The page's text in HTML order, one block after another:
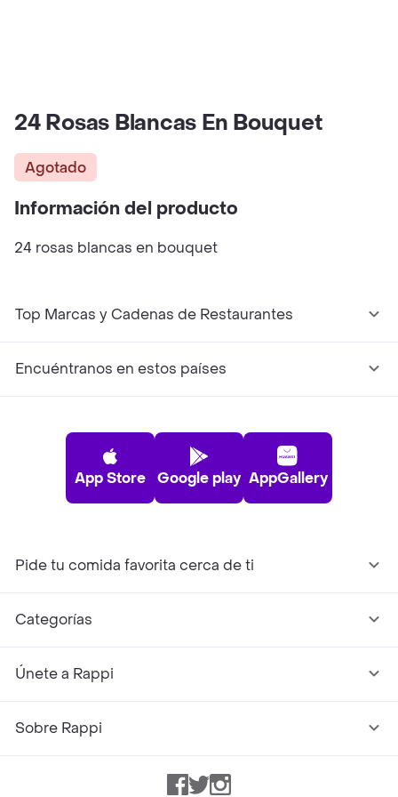
24 Rosas Blancas En Bouquet
Agotado
Información del producto
24 rosas blancas en bouquet
Top Marcas y Cadenas de Restaurantes
Encuéntranos en estos países
App Store Google play AppGallery
Pide tu comida favorita cerca de ti
Categorías
Únete a Rappi
Sobre Rappi
Facebook
TwitterInstagram